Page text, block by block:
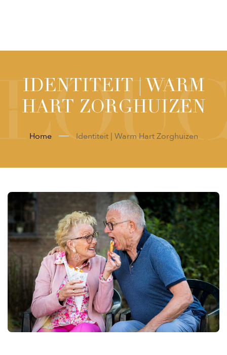
IDENTITEIT | WARM
HART ZORGHUIZEN
Home Identiteit | Warm Hart Zorghuizen